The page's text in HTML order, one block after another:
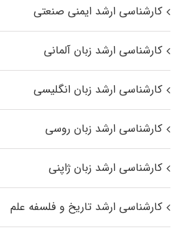
کارشناسی ارشد ایمنی صنعتی
کارشناسی ارشد زبان آلمانی
کارشناسی ارشد زبان انگلیسی
کارشناسی ارشد زبان روسی
کارشناسی ارشد زبان ژاپنی
کارشناسی ارشد تاریخ و فلسفه علم